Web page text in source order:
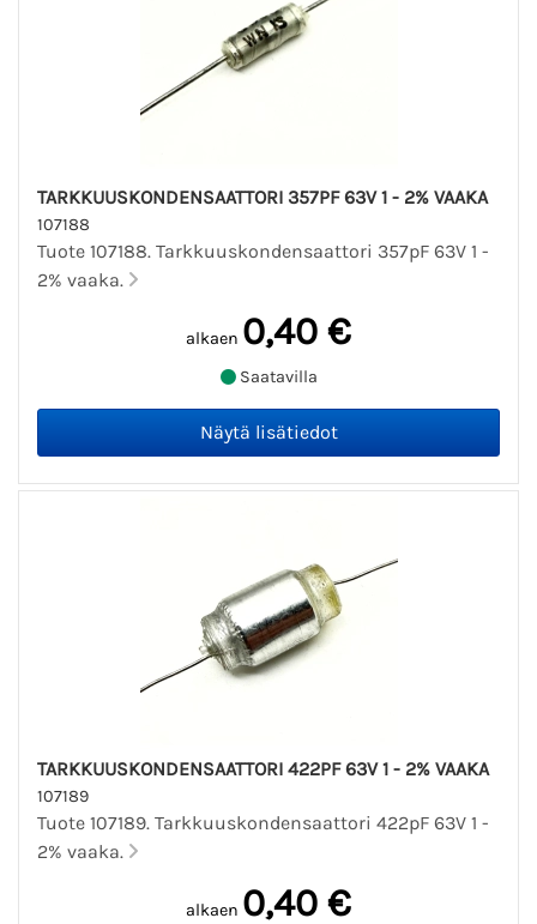
TARKKUUSKONDENSAATTORI 357PF 63V 1 - 2% VAAKA
107188
Tuote 107188. Tarkkuuskondensaattori 357pF 63V 1 -
2% vaaka.
alkaen 0,40 €
Saatavilla
TARKKUUSKONDENSAATTORI 422PF 63V 1 - 2% VAAKA
107189
Tuote 107189. Tarkkuuskondensaattori 422pF 63V 1 -
2% vaaka.
alkaen 0,40 €